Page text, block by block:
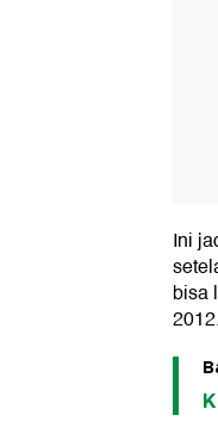
Ini
bisa
2012.